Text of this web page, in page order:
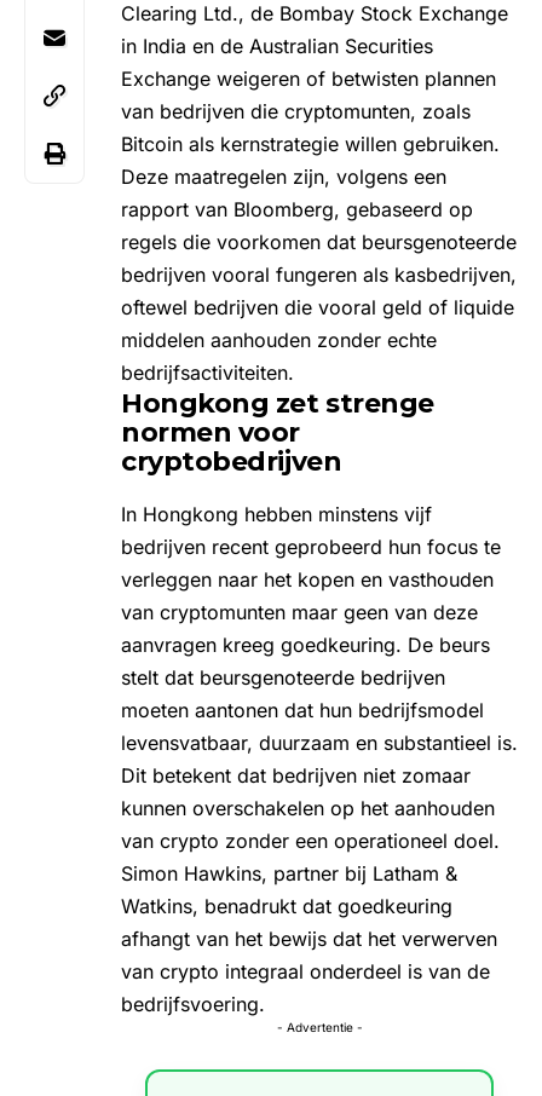
Clearing Ltd., de Bombay Stock Exchange
in India en de Australian Securities
Exchange weigeren of betwisten plannen
van bedrijven die cryptomunten, zoals
Bitcoin als kernstrategie willen gebruiken.
Deze maatregelen zijn, volgens een
rapport van Bloomberg, gebaseerd op
regels die voorkomen dat beursgenoteerde
bedrijven vooral fungeren als kasbedrijven,
oftewel bedrijven die vooral geld of liquide
middelen aanhouden zonder echte
bedrijfsactiviteiten.
Hongkong zet strenge
normen voor
cryptobedrijven
In Hongkong hebben minstens vijf
bedrijven recent geprobeerd hun focus te
verleggen naar het kopen en vasthouden
van cryptomunten maar geen van deze
aanvragen kreeg goedkeuring. De beurs
stelt dat beursgenoteerde bedrijven
moeten aantonen dat hun bedrijfsmodel
levensvatbaar, duurzaam en substantieel is.
Dit betekent dat bedrijven niet zomaar
kunnen overschakelen op het aanhouden
van crypto zonder een operationeel doel.
Simon Hawkins, partner bij Latham &
Watkins, benadrukt dat goedkeuring
afhangt van het bewijs dat het verwerven
van crypto integraal onderdeel is van de
bedrijfsvoering.
- Advertentie -